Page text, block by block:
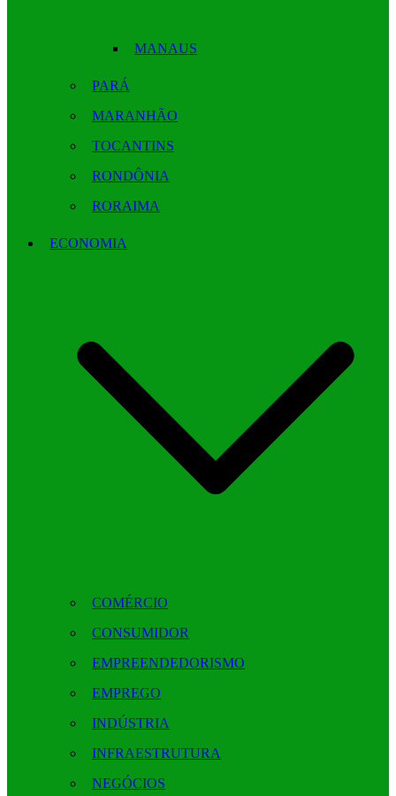
MANAUS
PARÁ
MARANHÃO
TOCANTINS
RONDÔNIA
RORAIMA
ECONOMIA
COMÉRCIO
CONSUMIDOR
EMPREENDEDORISMO
EMPREGO
INDÚSTRIA
INFRAESTRUTURA
NEGÓCIOS